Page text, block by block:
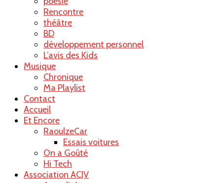
Rencontre
théâtre
BD
développement personnel
L’avis des Kids
Musique
Chronique
Ma Playlist
Contact
Accueil
Et Encore
RaoulzeCar
Essais voitures
On a Goûté
Hi Tech
Association ACJV